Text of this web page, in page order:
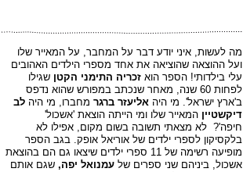
מה לעשות, איני יודע דבר על המחבר, על המאייר שלו
ועל ההוצאה שהוציאה את אחד מספרי הילדים האהובים
עלי בילדותי! הספר הואזכריה התימני הקטן שגילו
לפחות 60 שנה, מאחר שנכתב במפורש שהוא נדפס
ב'ארץ ישראל'. מי היהאליעזר ברגר מחברו, מי היהלב
דיקשטיין המאייר שלו ומי הייתה הוצאת 'אשכול'
חיפה'? לא מצאתי תשובה בשום מקום, אפילו לא
בלקסיקון לספרי ילדים של אוריאל אופק. בגב הספר
מופיעה רשימה של 11 ספרי ילדים שיצאו גם הם בהוצאת
אשכול, ביניהם שני ספרים שלעמנואל יפה, שגם אותם